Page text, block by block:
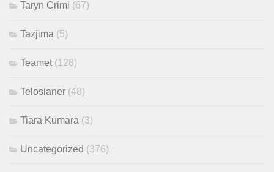
Taryn Crimi (67)
Tazjima (5)
Teamet (128)
Telosianer (48)
Tiara Kumara (3)
Uncategorized (376)